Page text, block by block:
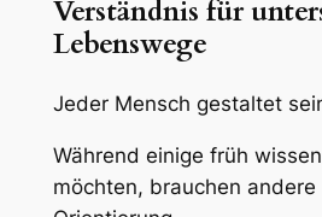
Verständnis für
Lebenswege
Jeder Mensch gestaltet
Während einige früh
möchten, brauchen